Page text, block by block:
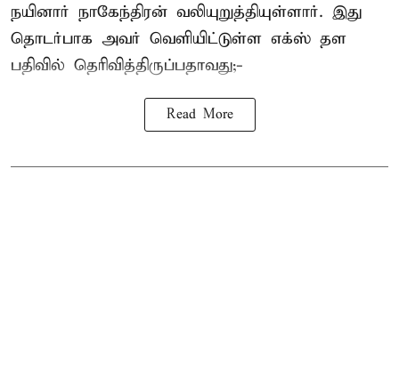
நயினார் நாகேந்திரன் வலியுறுத்தியுள்ளார். இது
தொடர்பாக அவர் வெளியிட்டுள்ள எக்ஸ் தள
பதிவில் தெரிவித்திருப்பதாவது;-
Read More